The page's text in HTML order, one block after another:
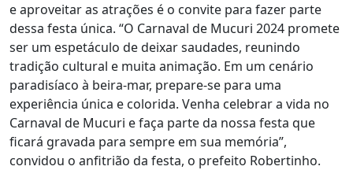
e aproveitar as atrações é o convite para fazer parte
dessa festa única. “O Carnaval de Mucuri 2024 promete
ser um espetáculo de deixar saudades, reunindo
tradição cultural e muita animação. Em um cenário
paradisíaco à beira-mar, prepare-se para uma
experiência única e colorida. Venha celebrar a vida no
Carnaval de Mucuri e faça parte da nossa festa que
ficará gravada para sempre em sua memória”,
convidou o anfitrião da festa, o prefeito Robertinho.